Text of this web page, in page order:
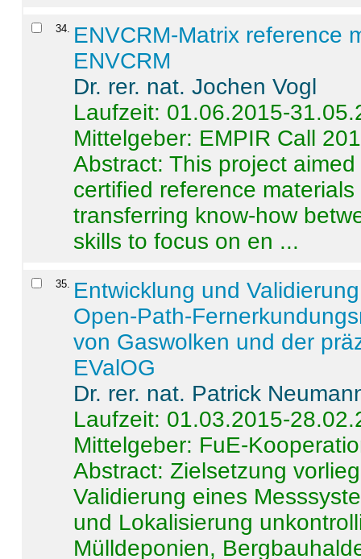
34. ENVCRM-Matrix reference
ENVCRM
Dr. rer. nat. Jochen Vogl
Laufzeit: 01.06.2015-
Mittelgeber: EMPIR Call
Abstract:This project
certified reference
transferring know-how
skills to focus on en ...
35. Entwicklung und
Open-Path-
von Gaswolken und der
EValOG
Dr. rer. nat. Patrick
Laufzeit: 01.03.2015-
Mittelgeber: FuE-
Abstract:Zielsetzung
Validierung eines
und Lokalisierung
Mülldeponien,